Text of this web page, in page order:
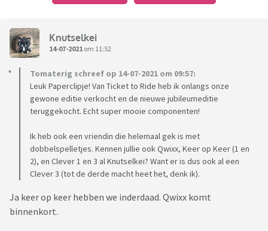
prijzen, dan wel ons afvragen waarom iemand heeft bedacht
hoeven het zelfs niet eens te zijn.
Stel je vraag, geef je opmerkingen en laat je verrassen door
de spelkennis van andere forummers 😃
Veel plezier!
P.S. puzzels mogen ook
Knutselkei
14-07-2021 om 11:52
Tomaterig schreef op 14-07-2021 om 09:57:
Leuk Paperclipje! Van Ticket to Ride heb ik onlangs onze
gewone editie verkocht en de nieuwe jubileumeditie
teruggekocht. Echt super mooie componenten!
Ik heb ook een vriendin die helemaal gek is met
dobbelspelletjes. Kennen jullie ook Qwixx, Keer op Keer (1 en
2), en Clever 1 en 3 al Knutselkei? Want er is dus ook al een
Clever 3 (tot de derde macht heet het, denk ik).
Ja keer op keer hebben we inderdaad. Qwixx komt
binnenkort.